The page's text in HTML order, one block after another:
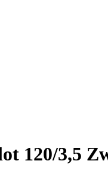
120/3,5